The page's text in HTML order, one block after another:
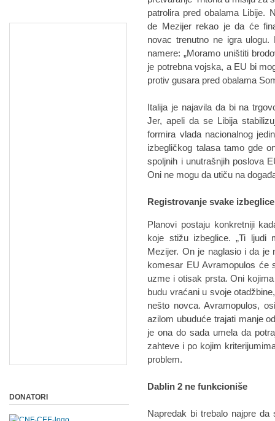
patrolira pred obalama Libije.
de Mezijer rekao je da će
novac trenutno ne igra
namere: „Moramo uništiti
je potrebna vojska, a EU bi
protiv gusara pred obalama
Italija je najavila da bi na
Jer, apeli da se Libija
formira vlada nacionalnog
izbegličkog talasa tamo gde
spoljnih i unutrašnjih poslova
Oni ne mogu da utiču na
Registrovanje svake izbeglice
Planovi postaju konkretniji
koje stižu izbeglice. „Ti ljudi
Mezijer. On je naglasio i da je
komesar EU Avramopulos će
uzme i otisak prsta. Oni
budu vraćani u svoje
nešto novca. Avramopulos,
azilom ubuduće trajati manje
je ona do sada umela da
zahteve i po kojim
problem.
Dablin 2 ne funkcioniše
Napredak bi trebalo najpre
DONATORI